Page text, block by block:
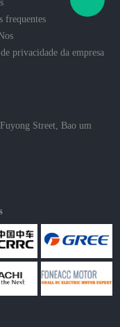
frequentes
privacidade da empresa
Street, Bao um